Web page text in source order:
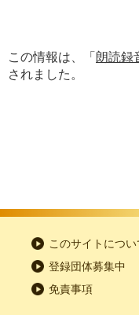
この情報は、「 朗読録
されました。
このサイトについ
登録団体募集中
免責事項